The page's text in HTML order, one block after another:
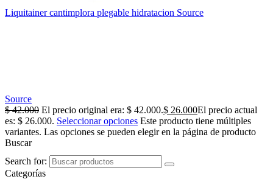
Liquitainer cantimplora plegable hidratacion Source
Source
$42.000 El precio original era: $ 42.000.$ 26.000El precio actual
es: $ 26.000. Seleccionar opciones Este producto tiene múltiples
variantes. Las opciones se pueden elegir en la página de producto
Buscar
Search for:
Categorías